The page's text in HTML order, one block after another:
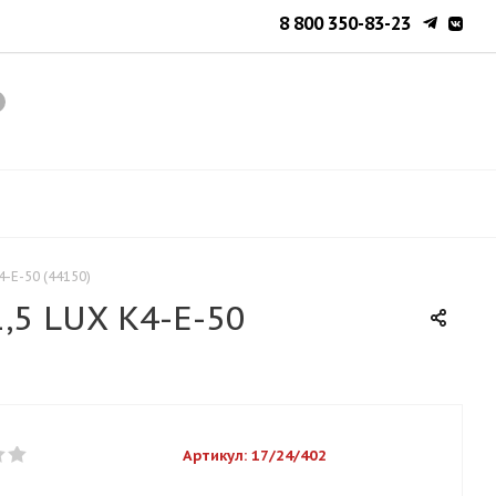
8 800 350-83-23
Е-50 (44150)
LUX К4-Е-50
Артикул: 17/24/402